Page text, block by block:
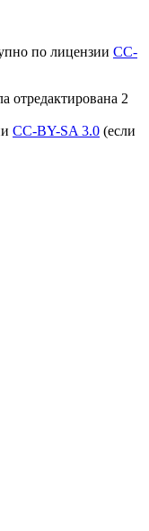
по лицензии CC-
отредактирована 2
CC-BY-SA 3.0 (если